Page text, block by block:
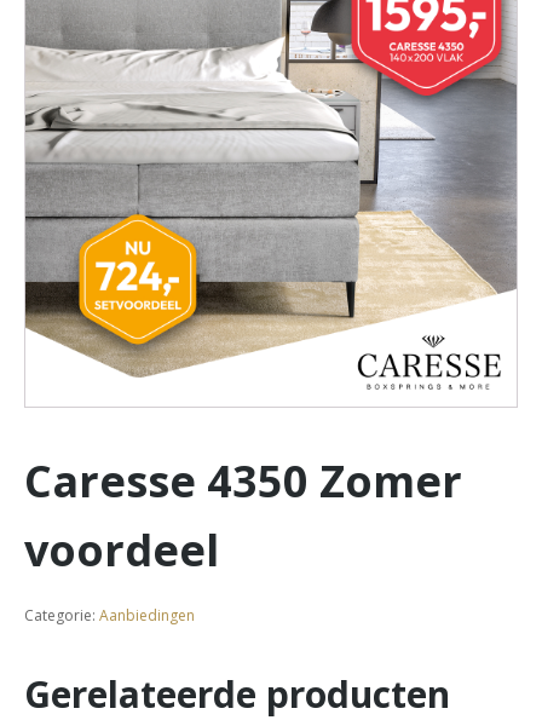
Caresse 4350 Zomer
voordeel
Categorie: Aanbiedingen
Gerelateerde producten